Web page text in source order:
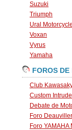
Suzuki
Triumph
Ural
Voxan
Vyrus
Yamaha
FOROS DE
Club
Custom
Debate de
Foro
Foro YAMAHA